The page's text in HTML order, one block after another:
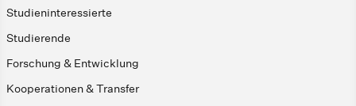
Studieninteressierte
Studierende
Forschung & Entwicklung
Kooperationen & Transfer